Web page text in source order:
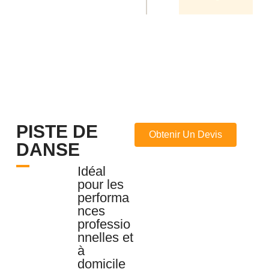
PISTE DE
DANSE
Idéal
pour les
performa
nces
professio
nnelles et
à
domicile
Obtenir Un Devis